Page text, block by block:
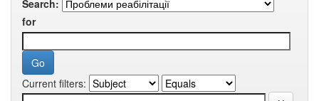
Search:
for
Current filters: